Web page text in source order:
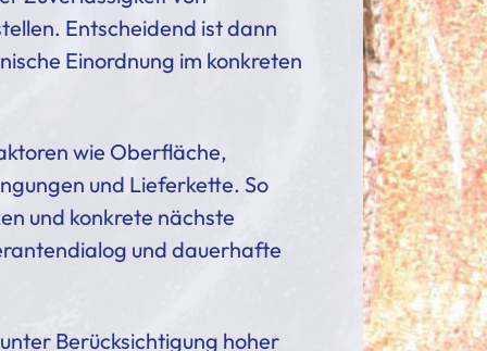
Entscheidend ist dann
Einordnung im konkreten
wie Oberfläche,
und Lieferkette. So
und konkrete nächste
und dauerhafte
Berücksichtigung hoher